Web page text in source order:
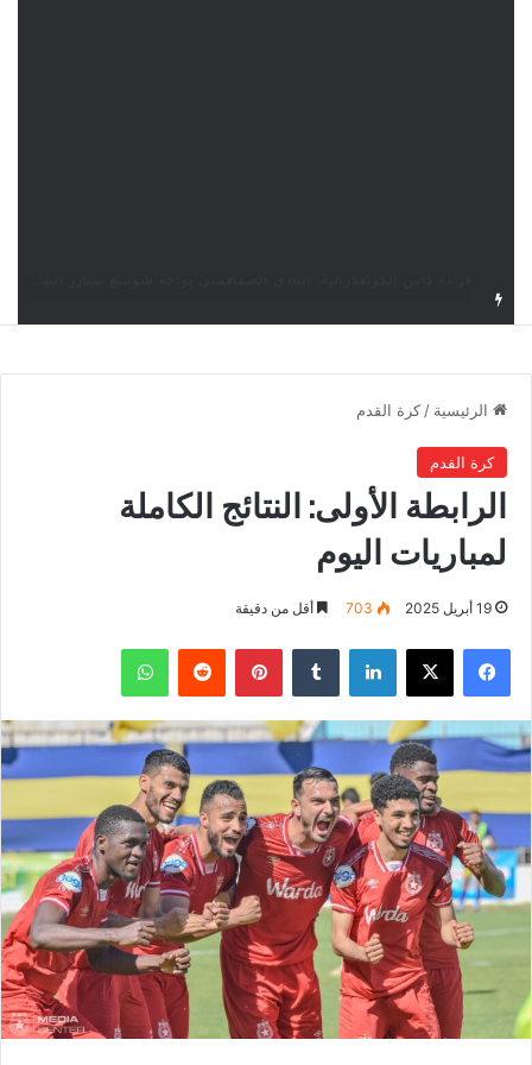
الرئيسية / كرة القدم
كرة القدم
الرابطة الأولى: النتائج الكاملة
لمباريات اليوم
19 أبريل 2025 703 أقل من دقيقة
فيسبوك ‫X لينكدإن بينتيريست واتساب